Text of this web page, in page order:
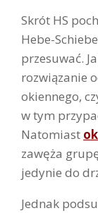
Skrót HS
Hebe-
przesuwać.
rozwiązanie
okiennego,
w tym
Natomiast
zawęża
jedynie do
Jednak